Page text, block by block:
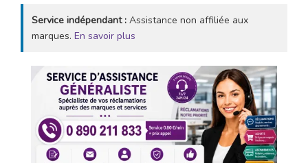
Service indépendant : Assistance non affiliée aux
marques. En savoir plus